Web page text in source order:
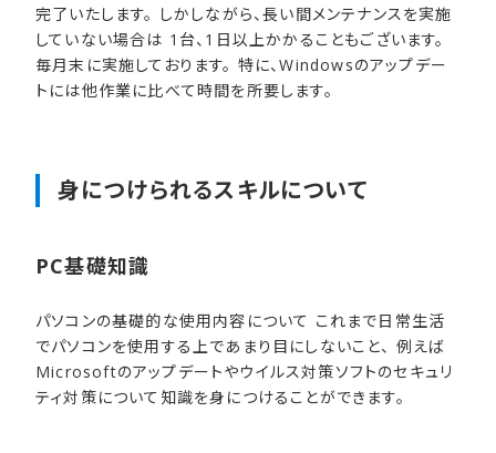
完了いたします。 しかしながら、長い間メンテナンスを実施
していない場合は 1台、1日以上かかることもございます。
毎月末に実施しております。 特に、Windowsのアップデー
トには他作業に比べて時間を所要します。
身に​つけられる​スキルに​ついて
PC基礎知識
パソコンの基礎的な使用内容について これまで日常生活
でパソコンを使用する上であまり目にしないこと、 例えば
Microsoftのアップデートやウイルス対策ソフトのセキュリ
ティ対策について知識を身につけることができます。